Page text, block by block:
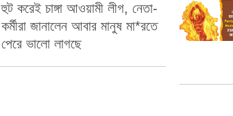
হুট করেই চাঙ্গা আওয়ামী লীগ, নেতা-
কর্মীরা জানালেন আবার মানুষ মা*রতে
পেরে ভালো লাগছে